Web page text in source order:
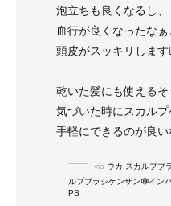
泡立ちも良くなるし、
血行が良くなったな
頭皮がスッキリします
乾いた髪にも使えるそ
気づいた時にスカル
手軽にできるのが良い
via ウカ スカルプブ
ルプブラシケンザン🕸イン
PS